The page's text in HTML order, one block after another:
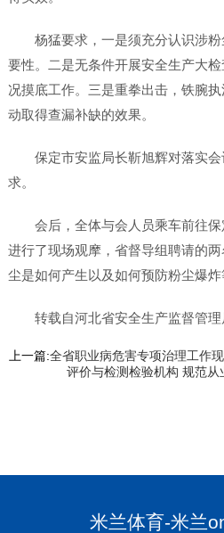
杨猛要求，一是须充分认识涉
要性。二是无条件开展安全生产大
况摸底工作。三是重拳出击，铁腕
动取得查漏补缺的效果。
保定市安监局长靳旭辉对落实
求。
会后，全体与会人员乘车前往
进行了现场观摩，省督导组聘请的
尘是如何产生以及如何预防粉尘爆炸
转载自河北省安全生产监督管
上一篇:全省职业病危害专项治理工作
评价与检测检验机构 规范从
米兰体育-米兰